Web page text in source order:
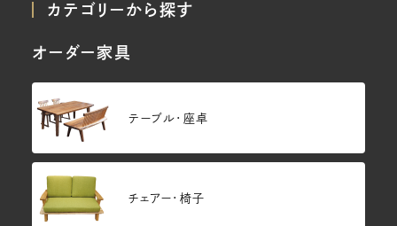
カテゴリーから探す
オーダー家具
テーブル・座卓
チェアー・椅子